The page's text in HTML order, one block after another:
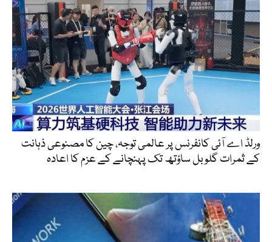
ورلڈ اے آئی کانفرنس پر عالمی توجہ، چین کا مصنوعی ذہانت
کے ثمرات گلوبل ساؤتھ تک پہنچانے کے عزم کا اعادہ